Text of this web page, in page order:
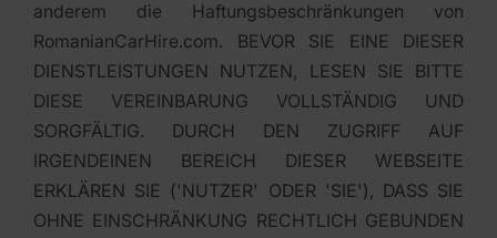
anderem die Haftungsbeschränkungen von
RomanianCarHire.com. BEVOR SIE EINE DIESER
DIENSTLEISTUNGEN NUTZEN, LESEN SIE BITTE
DIESE VEREINBARUNG VOLLSTÄNDIG UND
SORGFÄLTIG. DURCH DEN ZUGRIFF AUF
IRGENDEINEN BEREICH DIESER WEBSEITE
ERKLÄREN SIE ('NUTZER' ODER 'SIE'), DASS SIE
OHNE EINSCHRÄNKUNG RECHTLICH GEBUNDEN